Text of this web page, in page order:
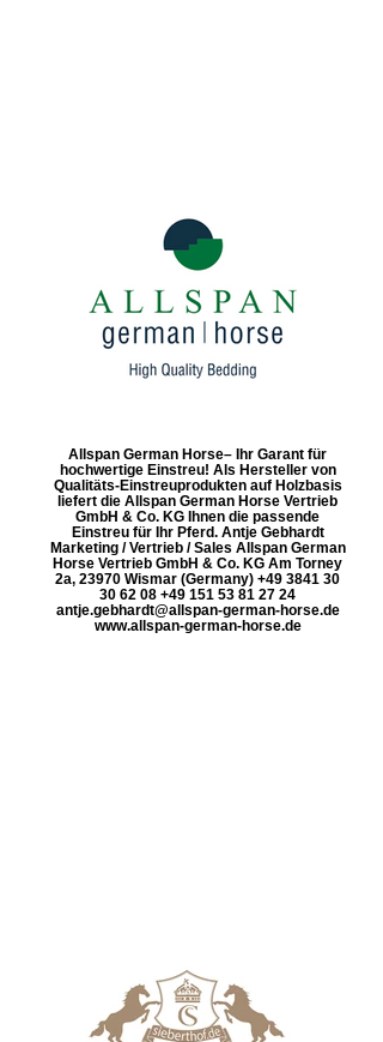
Allspan German Horse– Ihr Garant für
hochwertige Einstreu! Als Hersteller von
Qualitäts-Einstreuprodukten auf Holzbasis
liefert die Allspan German Horse Vertrieb
GmbH & Co. KG Ihnen die passende
Einstreu für Ihr Pferd. Antje Gebhardt
Marketing / Vertrieb / Sales Allspan German
Horse Vertrieb GmbH & Co. KG Am Torney
2a, 23970 Wismar (Germany) +49 3841 30
30 62 08 +49 151 53 81 27 24
antje.gebhardt@allspan-german-horse.de
www.allspan-german-horse.de